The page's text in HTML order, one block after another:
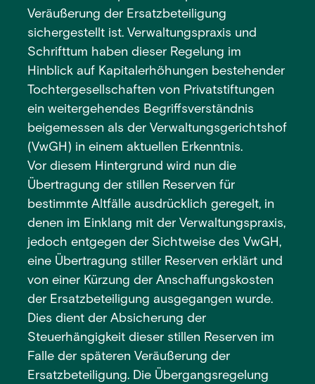
Veräußerung der Ersatzbeteiligung
sichergestellt ist. Verwaltungspraxis und
Schrifttum haben dieser Regelung im
Hinblick auf Kapitalerhöhungen bestehender
Tochtergesellschaften von Privatstiftungen
ein weitergehendes Begriffsverständnis
beigemessen als der Verwaltungsgerichtshof
(VwGH) in einem aktuellen Erkenntnis.
Vor diesem Hintergrund wird nun die
Übertragung der stillen Reserven für
bestimmte Altfälle ausdrücklich geregelt, in
denen im Einklang mit der Verwaltungspraxis,
jedoch entgegen der Sichtweise des VwGH,
eine Übertragung stiller Reserven erklärt und
von einer Kürzung der Anschaffungskosten
der Ersatzbeteiligung ausgegangen wurde.
Dies dient der Absicherung der
Steuerhängigkeit dieser stillen Reserven im
Falle der späteren Veräußerung der
Ersatzbeteiligung. Die Übergangsregelung